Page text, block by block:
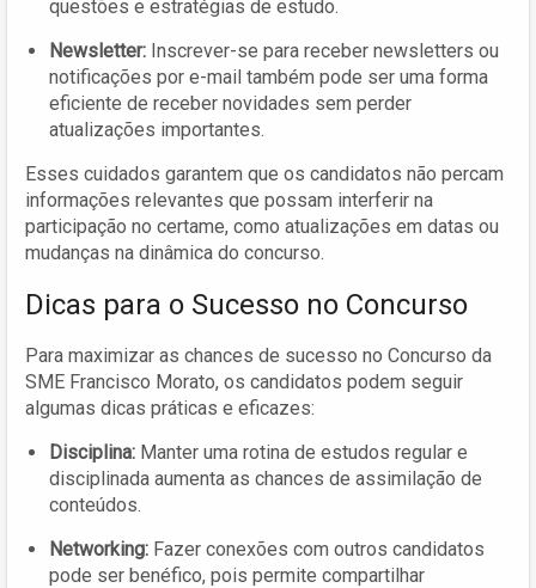
questões e estratégias de estudo.
Newsletter: Inscrever-se para receber newsletters ou
notificações por e-mail também pode ser uma forma
eficiente de receber novidades sem perder
atualizações importantes.
Esses cuidados garantem que os candidatos não percam
informações relevantes que possam interferir na
participação no certame, como atualizações em datas ou
mudanças na dinâmica do concurso.
Dicas para o Sucesso no Concurso
Para maximizar as chances de sucesso no Concurso da
SME Francisco Morato, os candidatos podem seguir
algumas dicas práticas e eficazes:
Disciplina: Manter uma rotina de estudos regular e
disciplinada aumenta as chances de assimilação de
conteúdos.
Networking: Fazer conexões com outros candidatos
pode ser benéfico, pois permite compartilhar